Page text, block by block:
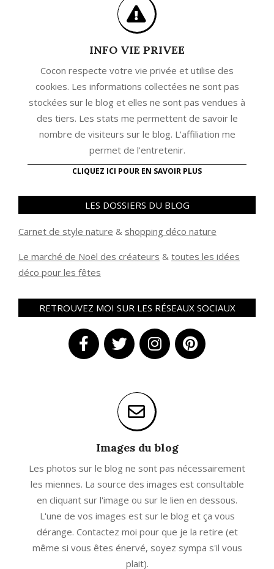
INFO VIE PRIVEE
Cocon respecte votre vie privée et utilise des
cookies. Les informations collectées ne sont pas
stockées sur le blog et elles ne sont pas vendues à
des tiers. Les stats me permettent de savoir le
nombre de visiteurs sur le blog. L'affiliation me
permet de l'entretenir.
CLIQUEZ ICI POUR EN SAVOIR PLUS
LES DOSSIERS DU BLOG
Carnet de style nature & shopping déco nature
Le marché de Noël des créateurs & toutes les idées
déco pour les fêtes
RETROUVEZ MOI SUR LES RÉSEAUX SOCIAUX
Images du blog
Les photos sur le blog ne sont pas nécessairement
les miennes. La source des images est consultable
en cliquant sur l'image ou sur le lien en dessous.
L'une de vos images est sur le blog et ça vous
dérange. Contactez moi pour que je la retire (et
même si vous êtes énervé, soyez sympa s'il vous
plait).